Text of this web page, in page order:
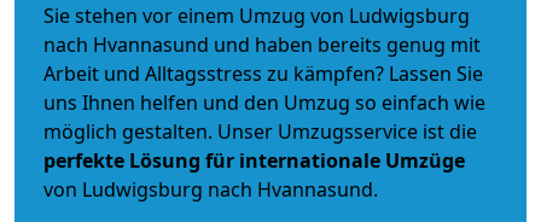
Sie stehen vor einem Umzug von Ludwigsburg
nach Hvannasund und haben bereits genug mit
Arbeit und Alltagsstress zu kämpfen? Lassen Sie
uns Ihnen helfen und den Umzug so einfach wie
möglich gestalten. Unser Umzugsservice ist die
perfekte Lösung für internationale Umzüge
von Ludwigsburg nach Hvannasund.